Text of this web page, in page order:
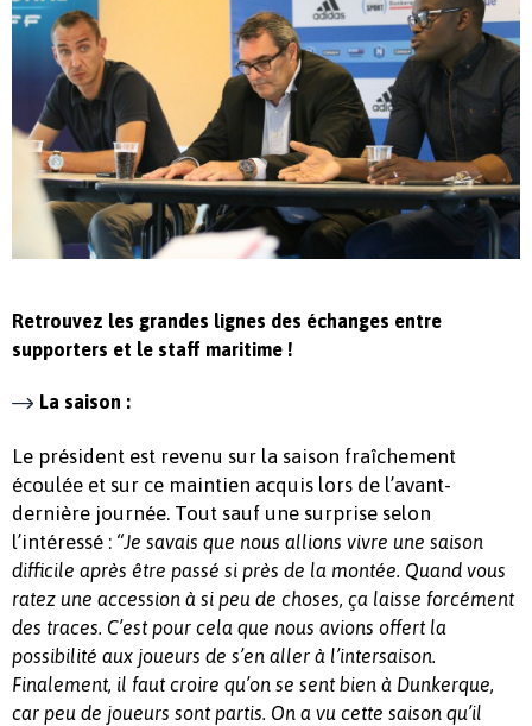
Retrouvez les grandes lignes des échanges entre
supporters et le staff maritime !
La saison :
Le président est revenu sur la saison fraîchement
écoulée et sur ce maintien acquis lors de l’avant-
dernière journée. Tout sauf une surprise selon
l’intéressé : “Je savais que nous allions vivre une saison
difficile après être passé si près de la montée. Quand vous
ratez une accession à si peu de choses, ça laisse forcément
des traces. C’est pour cela que nous avions offert la
possibilité aux joueurs de s’en aller à l’intersaison.
Finalement, il faut croire qu’on se sent bien à Dunkerque,
car peu de joueurs sont partis. On a vu cette saison qu’il